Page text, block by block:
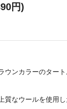
円)
ウンカラーのター
質なウールを使用し